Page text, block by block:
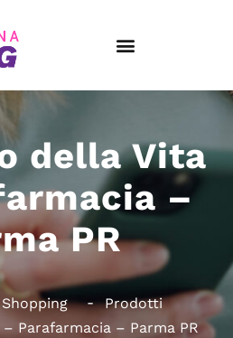
della Vita
–
PR
Prodotti
Parafarmacia – Parma PR